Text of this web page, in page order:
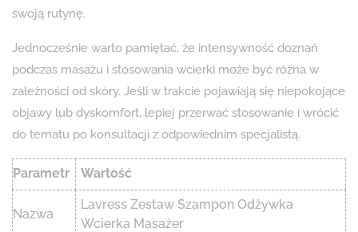
swoją rutynę.
Jednocześnie warto pamiętać, że intensywność doznań
podczas masażu i stosowania wcierki może być różna w
zależności od skóry. Jeśli w trakcie pojawiają się niepokojące
objawy lub dyskomfort, lepiej przerwać stosowanie i wrócić
do tematu po konsultacji z odpowiednim specjalistą.
Parametr Wartość
Nazwa
Lavress Zestaw Szampon Odżywka
Wcierka Masażer